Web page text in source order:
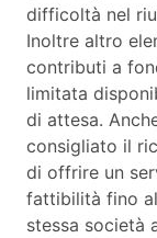
difficoltà nel
Inoltre altro
contributi a
limitata
di attesa.
consigliato il
di offrire un
fattibilità fino
stessa società